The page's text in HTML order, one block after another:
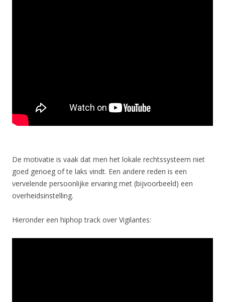
De motivatie is vaak dat men het lokale rechtssysteem niet
goed genoeg of te laks vindt. Een andere reden is een
vervelende persoonlijke ervaring met (bijvoorbeeld) een
overheidsinstelling.
Hieronder een hiphop track over Vigilantes: